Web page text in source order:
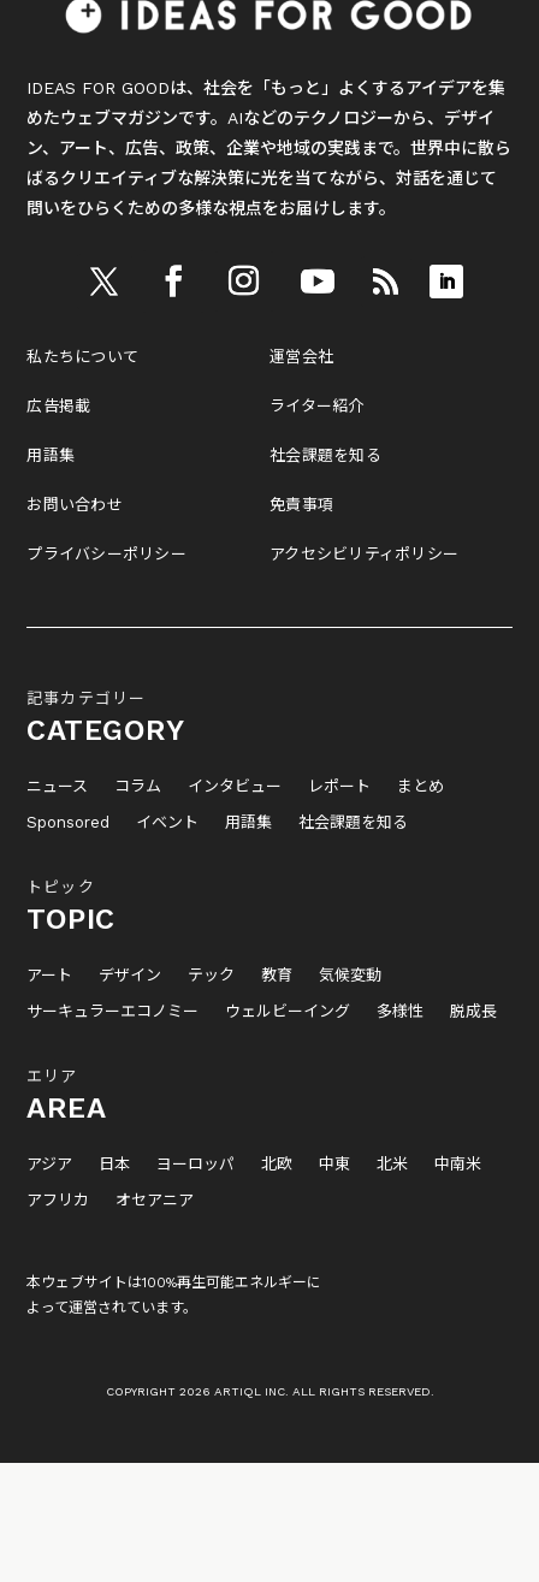
IDEAS FOR GOODは、社会を「もっと」よくするアイデアを集
めたウェブマガジンです。AIなどのテクノロジーから、デザイ
ン、アート、広告、政策、企業や地域の実践まで。世界中に散ら
ばるクリエイティブな解決策に光を当てながら、対話を通じて
問いをひらくための多様な視点をお届けします。
私たちについて
広告掲載
用語集
お問い合わせ
プライバシーポリシー
運営会社
ライター紹介
社会課題を知る
免責事項
アクセシビリティポリシー
記事カテゴリー
CATEGORY
ニュース コラム インタビュー レポート
まとめ
Sponsored
イベント 用語集 社会課題を知る
トピック
TOPIC
アート デザイン テック 教育
気候変動
サーキュラーエコノミー
ウェルビーイング 多様性 脱成長
エリア
AREA
アジア 日本 ヨーロッパ 北欧 中東 北米
中南米
アフリカ
オセアニア
本ウェブサイトは100%再生可能エネルギーに
よって運営されています。
COPYRIGHT 2026 ARTIQL INC. ALL RIGHTS RESERVED.